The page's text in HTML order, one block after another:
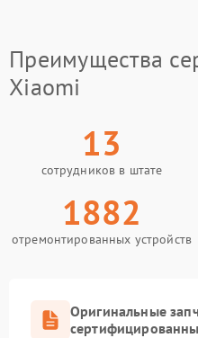
Преимущества
Xiaomi
13
сотрудников в штате
1882
отремонтированных устройств
Оригинальные